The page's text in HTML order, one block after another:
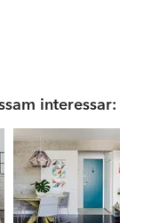
interessar: